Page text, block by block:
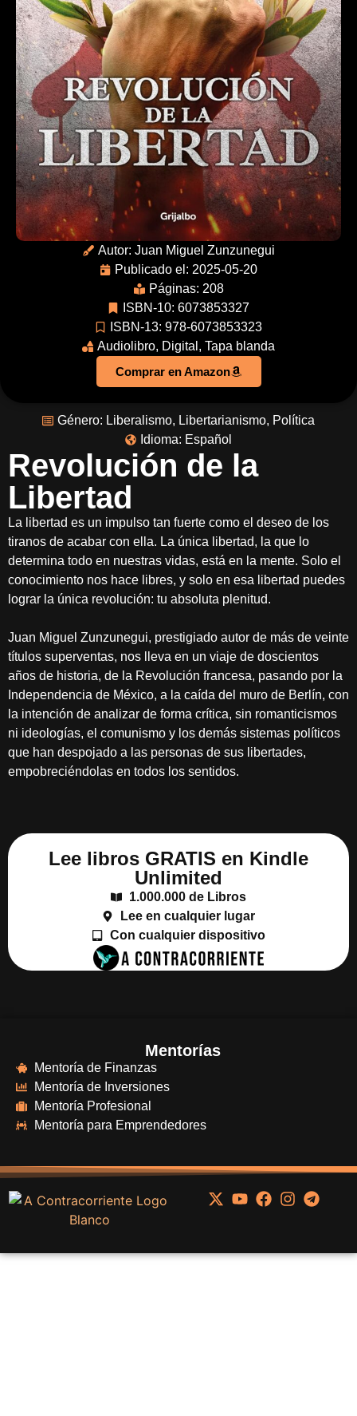
Género: Liberalismo, Libertarianismo, Política
Idioma: Español
Revolución de la
Libertad
La libertad es un impulso tan fuerte como el deseo de los
tiranos de acabar con ella. La única libertad, la que lo
determina todo en nuestras vidas, está en la mente. Solo el
conocimiento nos hace libres, y solo en esa libertad puedes
lograr la única revolución: tu absoluta plenitud.
Juan Miguel Zunzunegui, prestigiado autor de más de veinte
títulos superventas, nos lleva en un viaje de doscientos
años de historia, de la Revolución francesa, pasando por la
Independencia de México, a la caída del muro de Berlín, con
la intención de analizar de forma crítica, sin romanticismos
ni ideologías, el comunismo y los demás sistemas políticos
que han despojado a las personas de sus libertades,
empobreciéndolas en todos los sentidos.
Lee libros GRATIS en Kindle
Unlimited
1.000.000 de Libros
Lee en cualquier lugar
Con cualquier dispositivo
Autor: Juan Miguel Zunzunegui
Publicado el: 2025-05-20
Páginas: 208
ISBN-10: 6073853327
ISBN-13: 978-6073853323
Audiolibro, Digital , Tapa blanda
Comprar en Amazon
Mentorías
Mentoría de Finanzas
Mentoría de Inversiones
Mentoría Profesional
Mentoría para Emprendedores